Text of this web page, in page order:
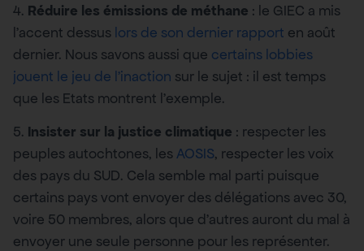
4. Réduire les émissions de méthane : le GIEC a mis
l’accent dessus lors de son dernier rapport en août
dernier. Nous savons aussi que certains lobbies
jouent le jeu de l’inaction sur le sujet : il est temps
que les Etats montrent l’exemple.
5. Insister sur la justice climatique : respecter les
peuples autochtones, lesAOSIS, respecter les voix
des pays du SUD. Cela semble mal parti puisque
certains pays vont envoyer des délégations avec 30,
voire 50 membres, alors que d’autres auront du mal à
envoyer une seule personne pour les représenter.